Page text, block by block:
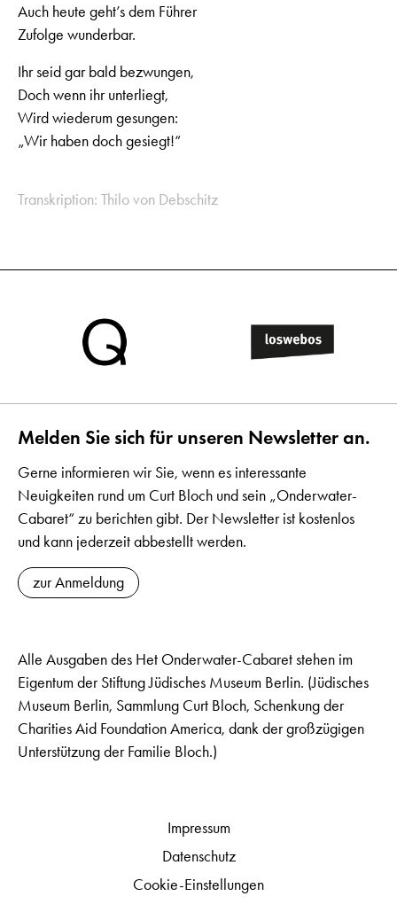
Auch heute geht’s dem Führer
Zufolge wunderbar.
Ihr seid gar bald bezwungen,
Doch wenn ihr unterliegt,
Wird wiederum gesungen:
„Wir haben doch gesiegt!“
Transkription: Thilo von Debschitz
Melden Sie sich für unseren Newsletter an.
Gerne informieren wir Sie, wenn es interessante
Neuigkeiten rund um Curt Bloch und sein „Onderwater-
Cabaret“ zu berichten gibt. Der Newsletter ist kostenlos
und kann jederzeit abbestellt werden.
zur Anmeldung
Alle Ausgaben des Het Onderwater-Cabaret stehen im
Eigentum der Stiftung Jüdisches Museum Berlin. (Jüdisches
Museum Berlin, Sammlung Curt Bloch, Schenkung der
Charities Aid Foundation America, dank der großzügigen
Unterstützung der Familie Bloch.)
Impressum
Datenschutz
Cookie-Einstellungen